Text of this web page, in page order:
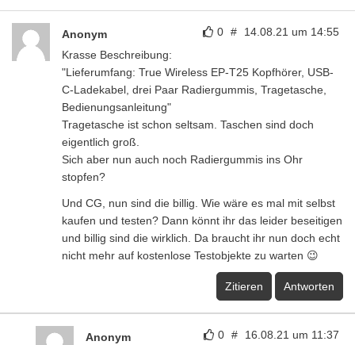
0 # 14.08.21 um 14:55
Anonym
Krasse Beschreibung:
"Lieferumfang: True Wireless EP-T25 Kopfhörer, USB-
C-Ladekabel, drei Paar Radiergummis, Tragetasche,
Bedienungsanleitung"
Tragetasche ist schon seltsam. Taschen sind doch
eigentlich groß.
Sich aber nun auch noch Radiergummis ins Ohr
stopfen?
Und CG, nun sind die billig. Wie wäre es mal mit selbst
kaufen und testen? Dann könnt ihr das leider beseitigen
und billig sind die wirklich. Da braucht ihr nun doch echt
nicht mehr auf kostenlose Testobjekte zu warten 😉
Zitieren Antworten
0 # 16.08.21 um 11:37
Anonym